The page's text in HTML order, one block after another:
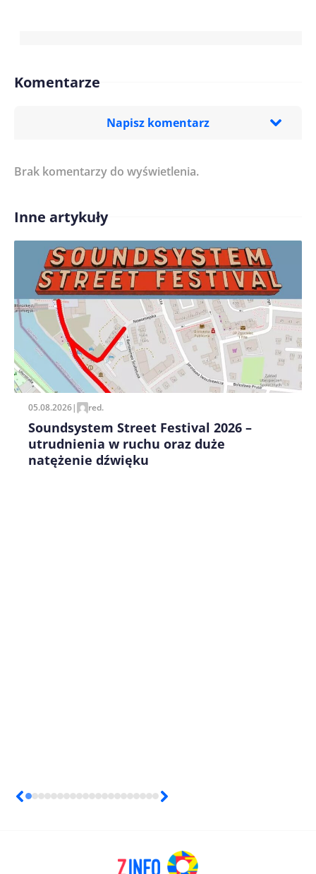
Komentarze
Napisz komentarz
Treść komentarza*
Imię/ Nick*
Zapamiętaj moje dane w tej przeglądarce podczas
pisania kolejnych komentarzy.
Brak komentarzy do wyświetlenia.
Inne artykuły
05.08.2026| red.
Soundsystem Street Festival 2026 –
utrudnienia w ruchu oraz duże
natężenie dźwięku